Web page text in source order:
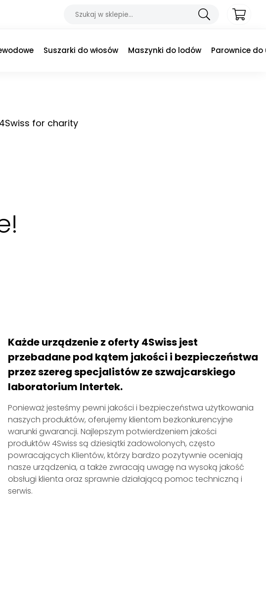
Suszarki do włosów Maszynki do lodów Parownice
4Swiss for charity
Każde urządzenie z oferty 4Swiss jest
przebadane pod kątem jakości i bezpieczeństwa
przez szereg specjalistów ze szwajcarskiego
laboratorium Intertek.
Ponieważ jesteśmy pewni jakości i bezpieczeństwa użytkowania
naszych produktów, oferujemy klientom bezkonkurencyjne
warunki gwarancji. Najlepszym potwierdzeniem jakości
produktów 4Swiss są dziesiątki zadowolonych, często
powracających Klientów, którzy bardzo pozytywnie oceniają
nasze urządzenia, a także zwracają uwagę na wysoką jakość
obsługi klienta oraz sprawnie działającą pomoc techniczną i
serwis.